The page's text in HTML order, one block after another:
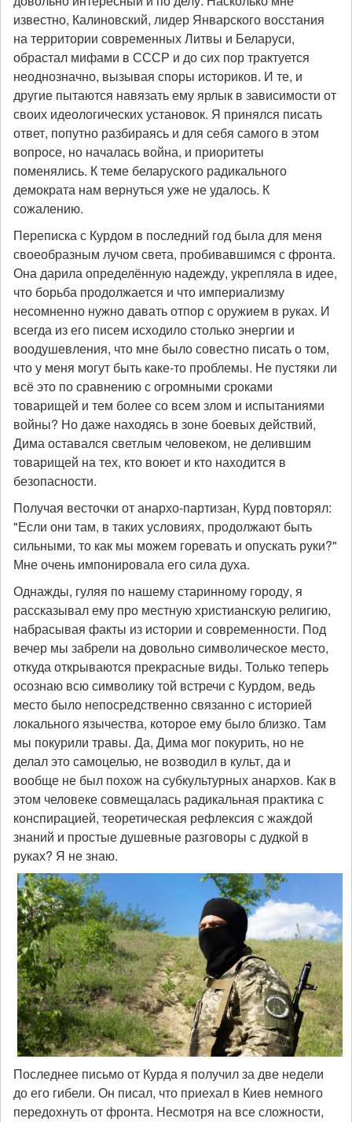
известно, Калиновский, лидер Январского восстания
на территории современных Литвы и Беларуси,
обрастал мифами в СССР и до сих пор трактуется
неоднозначно, вызывая споры историков. И те, и
другие пытаются навязать ему ярлык в зависимости от
своих идеологических установок. Я принялся писать
ответ, попутно разбираясь и для себя самого в этом
вопросе, но началась война, и приоритеты
поменялись. К теме беларуского радикального
демократа нам вернуться уже не удалось. К
сожалению.
Переписка с Курдом в последний год была для меня
своеобразным лучом света, пробивавшимся с фронта.
Она дарила определённую надежду, укрепляла в идее,
что борьба продолжается и что империализму
несомненно нужно давать отпор с оружием в руках. И
всегда из его писем исходило столько энергии и
воодушевления, что мне было совестно писать о том,
что у меня могут быть каке-то проблемы. Не пустяки ли
всё это по сравнению с огромными сроками
товарищей и тем более со всем злом и испытаниями
войны? Но даже находясь в зоне боевых действий,
Дима оставался светлым человеком, не делившим
товарищей на тех, кто воюет и кто находится в
безопасности.
Получая весточки от анархо-партизан, Курд повторял:
"Если они там, в таких условиях, продолжают быть
сильными, то как мы можем горевать и опускать руки?"
Мне очень импонировала его сила духа.
Однажды, гуляя по нашему старинному городу, я
рассказывал ему про местную христианскую религию,
набрасывая факты из истории и современности. Под
вечер мы забрели на довольно символическое место,
откуда открываются прекрасные виды. Только теперь
осознаю всю символику той встречи с Курдом, ведь
место было непосредственно связанно с историей
локального язычества, которое ему было близко. Там
мы покурили травы. Да, Дима мог покурить, но не
делал это самоцелью, не возводил в культ, да и
вообще не был похож на субкультурных анархов. Как в
этом человеке совмещалась радикальная практика с
конспирацией, теоретическая рефлексия с жаждой
знаний и простые душевные разговоры с дудкой в
руках? Я не знаю.
Последнее письмо от Курда я получил за две недели
до его гибели. Он писал, что приехал в Киев немного
передохнуть от фронта. Несмотря на все сложности,